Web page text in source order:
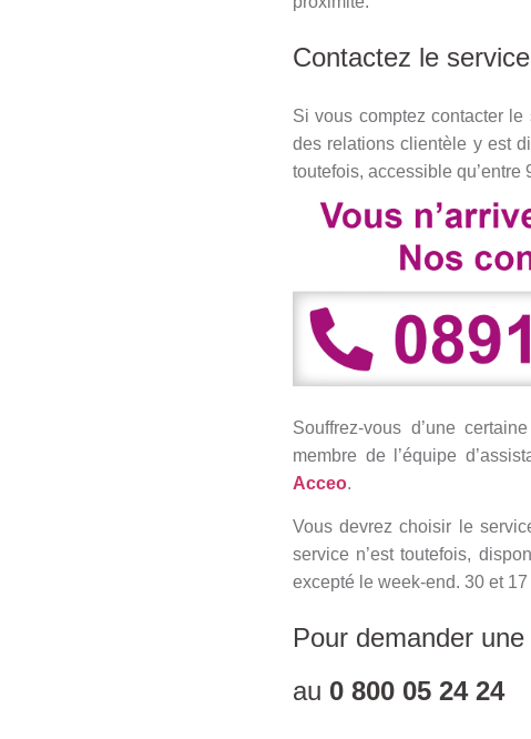
Contactez le
Si vous comptez contacter le
des relations clientèle y est
toutefois, accessible qu’entre
Souffrez-vous d’une
membre de l’équipe
Acceo.
Vous devrez choisir le
service n’est toutefois,
excepté le week-end. 30 et 17
Pour demander
au 0 800 05 24 24